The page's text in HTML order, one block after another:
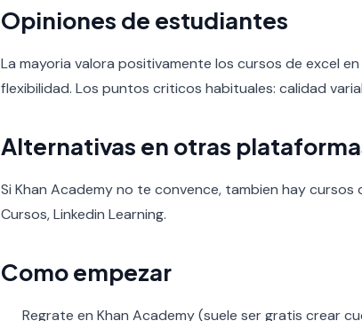
Opiniones de estudiantes
La mayoria valora positivamente los cursos de excel
flexibilidad. Los puntos criticos habituales: calidad
Alternativas en otras
Si Khan Academy no te convence, tambien hay cursos
Cursos, Linkedin Learning.
Como empezar
Regrate en Khan Academy (suele ser gratis crear